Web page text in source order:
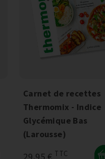
Carnet de recettes
Thermomix - Indice
Glycémique Bas
(Larousse)
29.95 € TTC